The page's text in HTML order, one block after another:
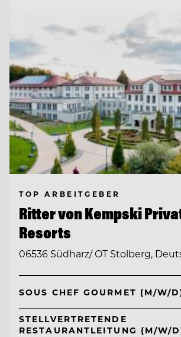
TOP ARBEITGEBER
Ritter von Kempski
Resorts
06536 Südharz/ OT Stolberg,
SOUS CHEF GOURMET (M/W/
STELLVERTRETENDE
RESTAURANTLEITUNG (M/W/